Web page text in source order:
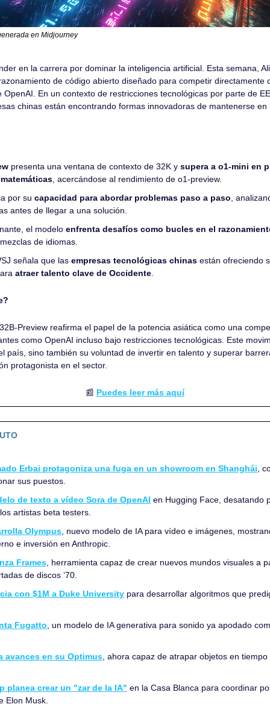
en Midjourney
en la carrera por dominar la inteligencia artificial. Esta semana,
de código abierto diseñado para competir directamente
OpenAI. En un contexto de restricciones tecnológicas por parte de
chinas están encontrando formas innovadoras de mantenerse en
presenta una ventana de contexto de 32K y supera a o1-mini en
, acercándose al rendimiento de o1-preview.
por su capacidad para abordar problemas paso a paso ,
antes de llegar a una solución.
el modelo enfrenta desafíos como bucles en el
de idiomas.
señala que las empresas tecnológicas chinas están ofreciendo
atraer talento clave de Occidente
Preview reafirma el papel de la potencia asiática como una
como OpenAI incluso bajo restricciones tecnológicas. Este
país, sino también su voluntad de invertir en talento y superar
protagonista en el sector.
📰 Puedes leer más aquí
Erbai protagoniza una fuga en un showroom en Shanghái ,
sus puestos.
de texto a vídeo Sora de OpenAI en Hugging Face, desatando
artistas beta testers.
Olympus , nuevo modelo de IA para vídeo e imágenes,
e inversión en Anthropic.
Frames , herramienta capaz de crear nuevos mundos visuales a
de discos ‘70.
con $1M a Duke University para desarrollar algoritmos que
Fugatto , un modelo de IA generativa para sonido ya apodado
avances en su Optimus , ahora capaz de atrapar objetos en
planea crear un "zar de la IA" en la Casa Blanca para coordinar
Elon Musk.